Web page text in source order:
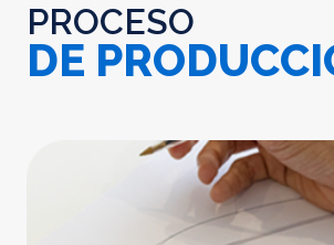
PROCESO
DE